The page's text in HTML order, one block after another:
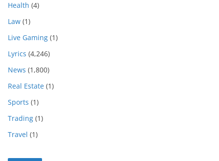
Health (4)
Law (1)
Live Gaming (1)
Lyrics (4,246)
News (1,800)
Real Estate (1)
Sports (1)
Trading (1)
Travel (1)